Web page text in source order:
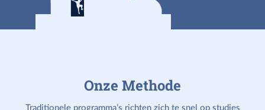
Onze Methode
Traditionele programma’s richten zich te snel op studies